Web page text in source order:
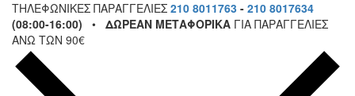
ΤΗΛΕΦΩΝΙΚΕΣ ΠΑΡΑΓΓΕΛΙΕΣ 210 8011763 - 210 8017634
(08:00-16:00) • ΔΩΡΕΑΝ ΜΕΤΑΦΟΡΙΚΑ ΓΙΑ ΠΑΡΑΓΓΕΛΙΕΣ
ΑΝΩ ΤΩΝ 90€